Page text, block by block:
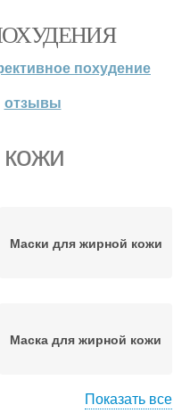
похудение
отзывы
Маски для жирной кожи
Маска для жирной кожи
Показать все